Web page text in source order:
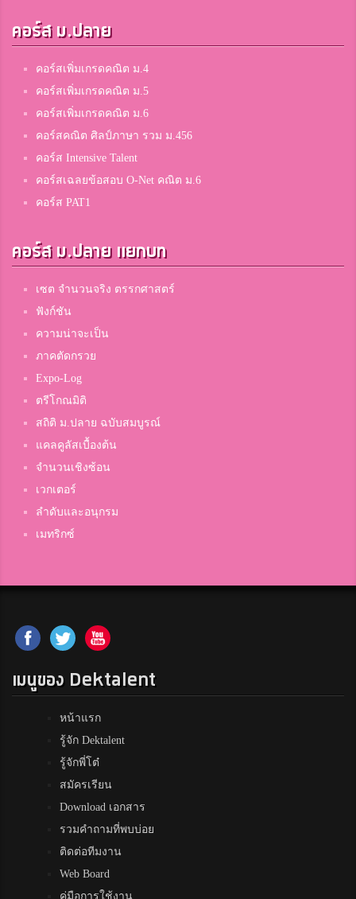
คอร์ส ม.ปลาย
คอร์สเพิ่มเกรดคณิต ม.4
คอร์สเพิ่มเกรดคณิต ม.5
คอร์สเพิ่มเกรดคณิต ม.6
คอร์สคณิต ศิลป์ภาษา รวม ม.456
คอร์ส Intensive Talent
คอร์สเฉลยข้อสอบ O-Net คณิต ม.6
คอร์ส PAT1
คอร์ส ม.ปลาย แยกบท
เซต จำนวนจริง ตรรกศาสตร์
ฟังก์ชัน
ความน่าจะเป็น
ภาคตัดกรวย
Expo-Log
ตรีโกณมิติ
สถิติ ม.ปลาย ฉบับสมบูรณ์
แคลคูลัสเบื้องต้น
จำนวนเชิงซ้อน
เวกเตอร์
ลำดับและอนุกรม
เมทริกซ์
เมนูของ Dektalent
หน้าแรก
รู้จัก Dektalent
รู้จักพี่โต๋
สมัครเรียน
Download เอกสาร
รวมคำถามที่พบบ่อย
ติดต่อทีมงาน
Web Board
คู่มือการใช้งาน